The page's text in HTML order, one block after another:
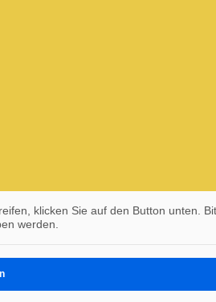
klicken Sie auf den Button unten.
werden.